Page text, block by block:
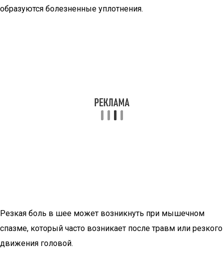
образуются болезненные уплотнения.
Резкая боль в шее может возникнуть при мышечном
спазме, который часто возникает после травм или резкого
движения головой.